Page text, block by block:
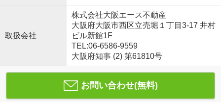
取扱会社
株式会社大阪エース不動産
大阪府大阪市西区立売堀１丁目3-17 井村
ビル新館1F
TEL:06-6586-9559
大阪府知事 (2) 第61810号
お問い合わせ(無料)